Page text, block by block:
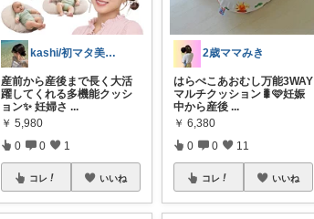
kashi/初マタ美容師🫧
産前から産後まで長く大活
躍してくれる多機能クッシ
ョン✨ 妊婦さ ...
￥ 5,980
0 0 1
コレ いいね
2歳ママみき
はらぺこあおむし万能3WAY
マルチクッション🐛🩷妊娠
中から産後 ...
￥ 6,380
0 0 11
コレ いいね